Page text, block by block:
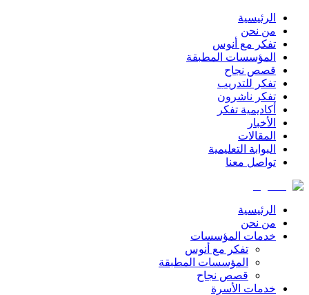
الرئيسية
من نحن
تفكر مع أنوس
المؤسسات المطبقة
قصص نجاح
تفكر للتدريب
تفكر ناشرون
أكاديمية تفكر
الأخبار
المقالات
البوابة التعليمية
تواصل معنا
الرئيسية
من نحن
خدمات المؤسسات
تفكر مع أنوس
المؤسسات المطبقة
قصص نجاح
خدمات الأسرة